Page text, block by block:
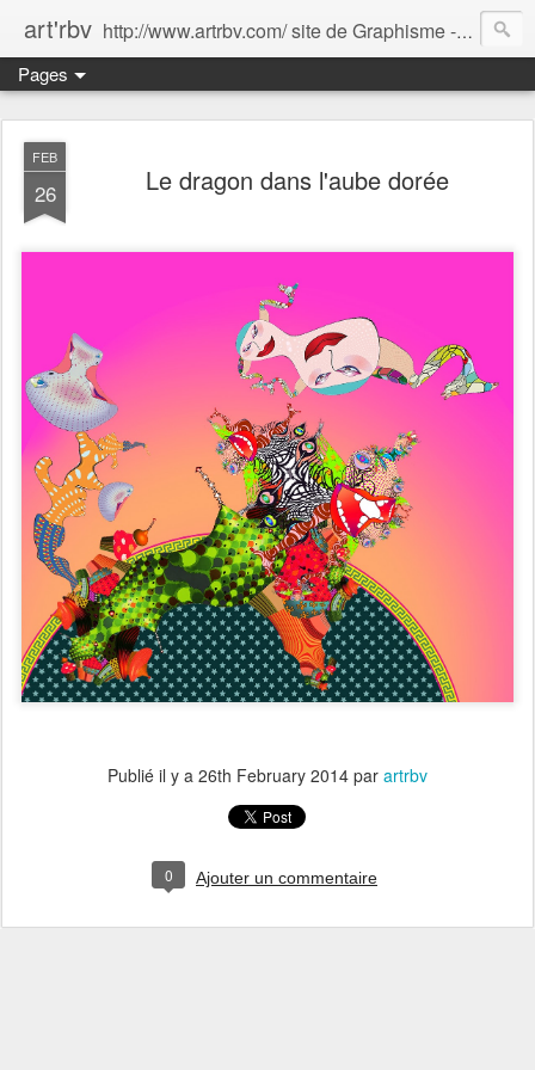
art'rbv http://www.artrbv.com/ site de Graphisme - Illustrations - Edition - Animations - Publicité
Pages
FEB
26 Le dragon dans l'aube dorée
Publié il y a 26th February 2014 par artrbv
0 Ajouter un commentaire